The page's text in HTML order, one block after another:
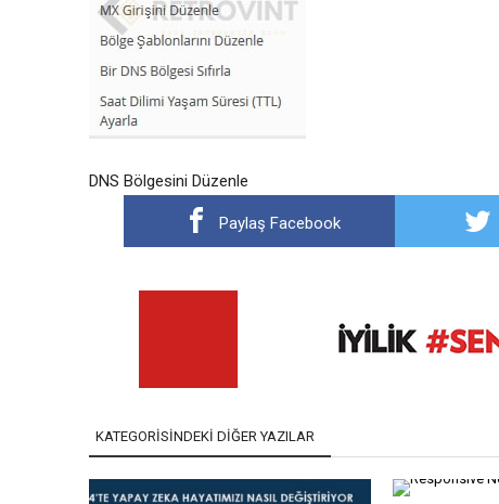
DNS Bölgesini Düzenle
Paylaş Facebook
KATEGORISINDEKI DIĞER YAZILAR